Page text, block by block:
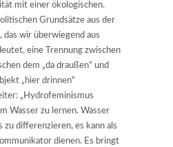
mit einer ökologischen.
Grundsätze aus der
das wir überwiegend aus
eine Trennung zwischen
dem „da draußen“ und
„hier drinnen“
„Hydrofeminismus
Wasser zu lernen. Wasser
differenzieren, es kann als
dienen. Es bringt